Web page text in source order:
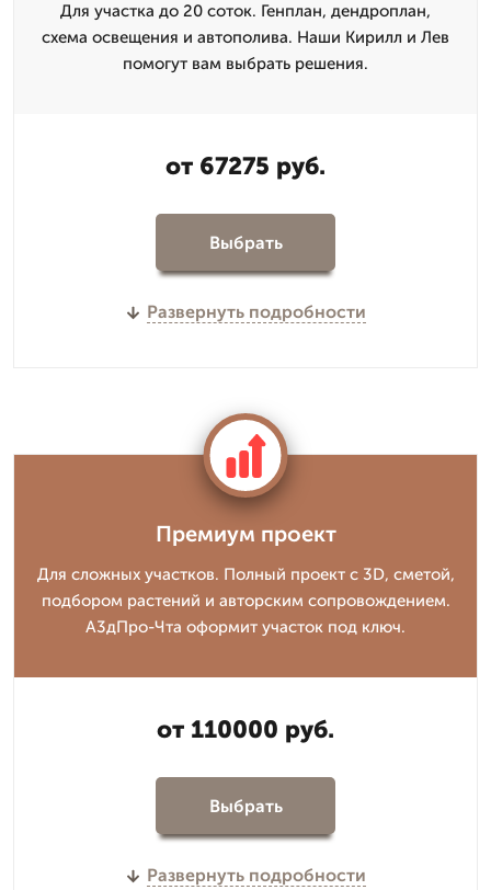
Для участка до 20 соток. Генплан, дендроплан,
схема освещения и автополива. Наши Кирилл и Лев
помогут вам выбрать решения.
от 67275 руб.
Выбрать
Развернуть подробности
Премиум проект
Для сложных участков. Полный проект с 3D, сметой,
подбором растений и авторским сопровождением.
А3дПро-Чта оформит участок под ключ.
от 110000 руб.
Выбрать
Развернуть подробности